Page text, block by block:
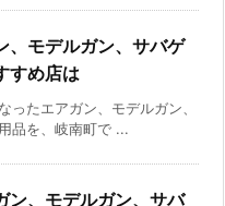
、モデルガン、サバゲ
すめ店は
ったエアガン、モデルガン、
品を、岐南町で ...
ン、モデルガン、サバ